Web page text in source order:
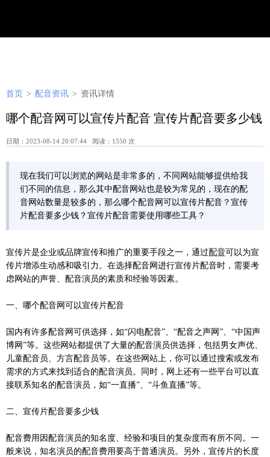
首页 > 配音资讯 > 资讯详情
哪个配音网可以宣传片配音 宣传片配音要多少钱
日期：2023-08-14 20:07:44 阅读：1550 次
现在我们可以浏览的网站是非常多的，不同网站能够提供给我
们不同的信息，那么其中配音网站也是较为常见的，现在的配
音网站数量是较多的，那么哪个配音网可以宣传片配音？宣传
片配音要多少钱？宣传片配音需要使用哪些工具？
宣传片是企业或品牌宣传和推广的重要手段之一，通过配音可以为宣
传片增添生动感和吸引力。在选择配音网进行宣传片配音时，需要考
虑网站的声誉、配音演员的素质和经验等因素。
一、哪个配音网可以宣传片配音
国内有许多配音网可供选择，如“闪电配音”、“配音之声网”、“中国声
博网”等。这些网站都提供了大量的配音演员供选择，包括男女声优、
儿童配音员、方言配音员等。在这些网站上，你可以通过搜索或发布
需求的方式来找到适合的配音演员。同时，网上还有一些平台可以直
接联系知名的配音演员，如“一直播”、“斗鱼直播”等。
二、宣传片配音要多少钱
配音费用因配音演员的知名度、经验和项目的复杂度而有所不同。一
般来说，知名演员的配音费用要高于普通演员。另外，宣传片的长度